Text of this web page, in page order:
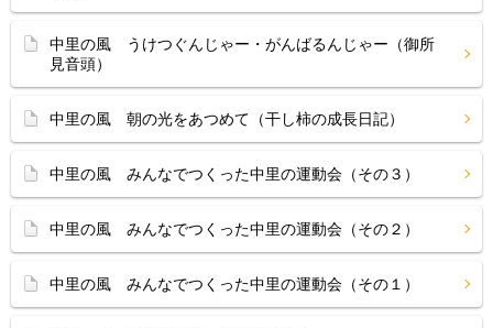
中里の風 うけつぐんじゃー・がんばるんじゃー（御所
見音頭）
中里の風 朝の光をあつめて（干し柿の成長日記）
中里の風 みんなでつくった中里の運動会（その３）
中里の風 みんなでつくった中里の運動会（その２）
中里の風 みんなでつくった中里の運動会（その１）